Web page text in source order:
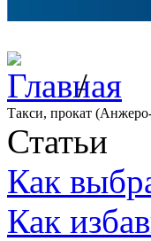
/
Такси, прокат
Статьи
Как
Как